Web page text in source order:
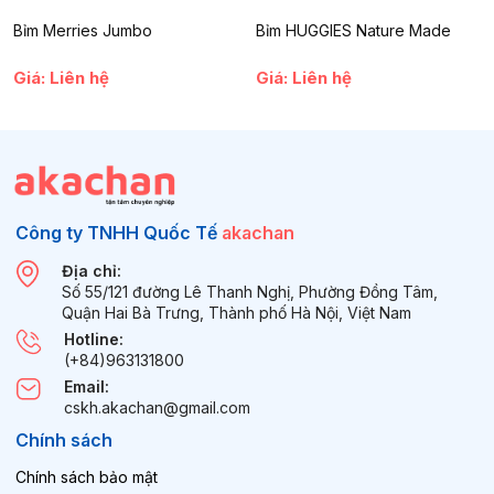
Bỉm Merries Jumbo
Giá: Liên hệ
Bỉm HUGGIES Nature Made
Giá: Liên hệ
Công ty TNHH Quốc Tế akachan
Địa chỉ:
Số 55/121 đường Lê Thanh Nghị, Phường Đồng Tâm,
Quận Hai Bà Trưng, Thành phố Hà Nội, Việt Nam
Hotline:
(+84)963131800
Email:
cskh.akachan@gmail.com
Chính sách
Chính sách bảo mật